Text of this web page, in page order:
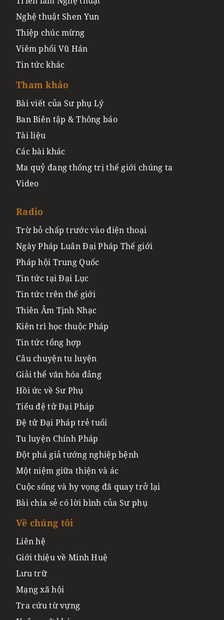
Nghệ thuật Shen Yun
Thiệp chúc mừng
Viêm phổi Vũ Hán
Tin tức khác
Tham khảo
Bài viết của Sư phụ Lý
Ban Biên tập & Thông báo
Tài liệu
Các bài khác
Ma quỷ đang thống trị thế giới chúng ta
Video
Radio
Trừ bỏ chấp trước vào điện thoại
Ngày Pháp Luân Đại Pháp Thế giới
Pháp hội Trung Quốc
Tin tức tại Đại Lục
Tin tức trên thế giới
Thiên Âm Tịnh Nhạc
Kiên trì học thuộc Pháp
Tin tức tổng hợp
Câu chuyện tu luyện
Giải thể văn hóa đảng
Hồi ức về Sư Phụ
Tiểu đệ tử Đại Pháp
Đệ tử Đại Pháp trẻ tuổi
Tu luyện Chính Pháp
Đột phá giả tướng nghiệp bệnh
Một niệm giữa thiện và ác
Cuộc sống và hy vọng đã quay trở lại
Bài chia sẻ có lời bình của Sư phụ
Về chúng tôi
Liên hệ
Giới thiệu về Minh Huệ
Lưu trữ
Mạng xã hội
Tra cứu từ vựng